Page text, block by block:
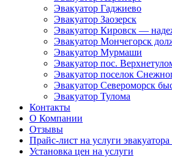
Эвакуатор Гаджиево
Эвакуатор Заозерск
Эвакуатор Кировск —
Эвакуатор Мончегорск
Эвакуатор Мурмаши
Эвакуатор пос.
Эвакуатор поселок
Эвакуатор Североморск
Эвакуатор Тулома
Контакты
О Компании
Отзывы
Прайс-лист на услуги эвакуатора
Установка цен на услуги